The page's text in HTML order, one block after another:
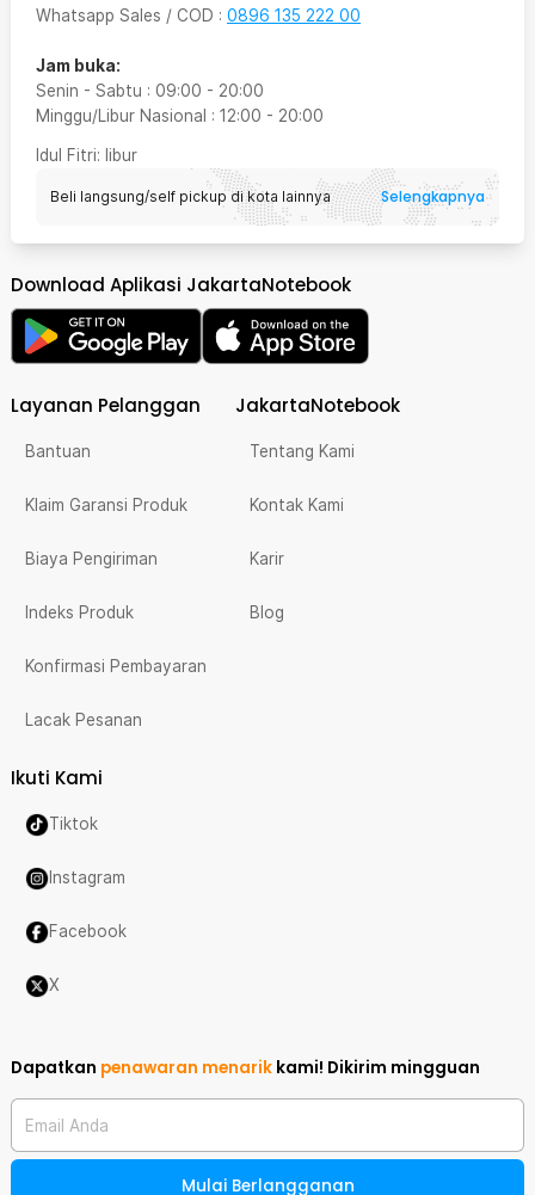
Whatsapp Sales / COD : 0896 135 222 00
Jam buka:
Senin - Sabtu : 09:00 - 20:00
Minggu/Libur Nasional : 12:00 - 20:00
Idul Fitri: libur
Beli langsung/self pickup di kota lainnya Selengkapnya
Download Aplikasi JakartaNotebook
Layanan Pelanggan
Bantuan
Klaim Garansi Produk
Biaya Pengiriman
Indeks Produk
Konfirmasi Pembayaran
Lacak Pesanan
JakartaNotebook
Tentang Kami
Kontak Kami
Karir
Blog
Ikuti Kami
Tiktok
Instagram
Facebook
X
Dapatkan penawaran menarik kami! Dikirim mingguan
Email Anda
Mulai Berlangganan